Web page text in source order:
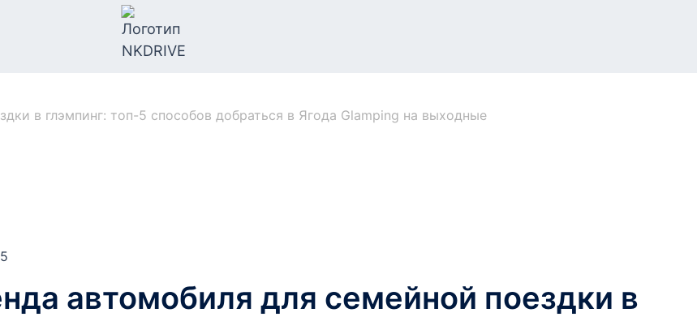
в глэмпинг: топ-5 способов добраться в Ягода Glamping на выходные
автомобиля для семейной поездки в